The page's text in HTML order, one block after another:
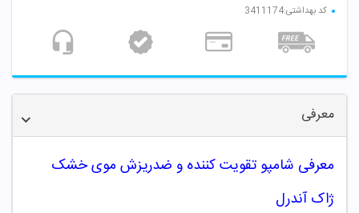
کد بهداشتی:3411174
معرفی
معرفی شامپو تقویت کننده و ضدریزش موی خشک
ژاک آندرل